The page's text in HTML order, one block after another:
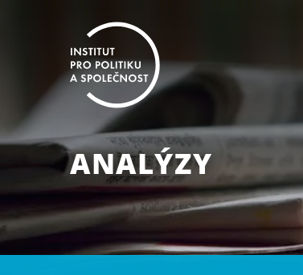
ANALÝZY